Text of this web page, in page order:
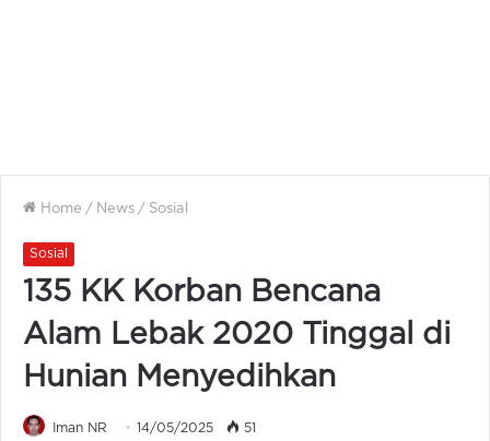
Home / News / Sosial
Sosial
135 KK Korban Bencana
Alam Lebak 2020 Tinggal di
Hunian Menyedihkan
Iman NR 14/05/2025 51